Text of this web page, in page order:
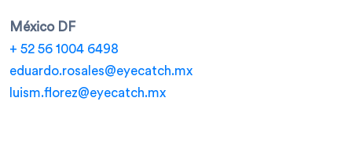
México DF
+ 52 56 1004 6498
eduardo.rosales@eyecatch.mx
luism.florez@eyecatch.mx